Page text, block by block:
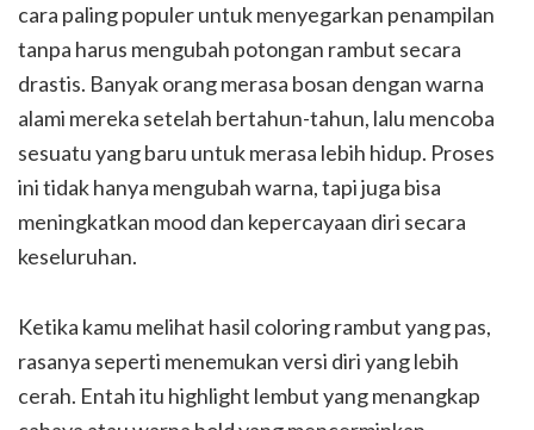
cara paling populer untuk menyegarkan penampilan
tanpa harus mengubah potongan rambut secara
drastis. Banyak orang merasa bosan dengan warna
alami mereka setelah bertahun-tahun, lalu mencoba
sesuatu yang baru untuk merasa lebih hidup. Proses
ini tidak hanya mengubah warna, tapi juga bisa
meningkatkan mood dan kepercayaan diri secara
keseluruhan.
Ketika kamu melihat hasil coloring rambut yang pas,
rasanya seperti menemukan versi diri yang lebih
cerah. Entah itu highlight lembut yang menangkap